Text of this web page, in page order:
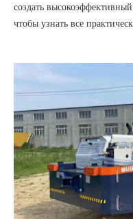
создать
чтобы узнать все